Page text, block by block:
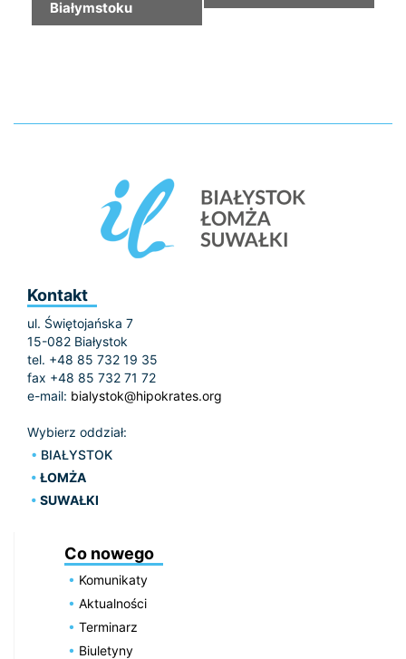
Białymstoku
Kontakt
ul. Świętojańska 7
15-082 Białystok
tel. +48 85 732 19 35
fax +48 85 732 71 72
e-mail: bialystok@hipokrates.org
Wybierz oddział:
BIAŁYSTOK
ŁOMŻA
SUWAŁKI
Co nowego
Komunikaty
Aktualności
Terminarz
Biuletyny